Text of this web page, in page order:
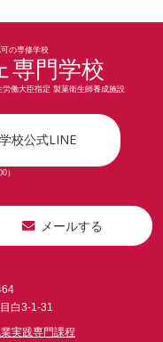
の専修学校
専門学校
労働大臣指定 製菓衛生師養成施設
校公式LINE
）
メールする
白3-1-31
実践専門課程